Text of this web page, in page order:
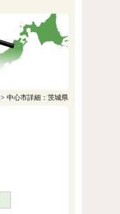
> 中心市詳細：茨城県